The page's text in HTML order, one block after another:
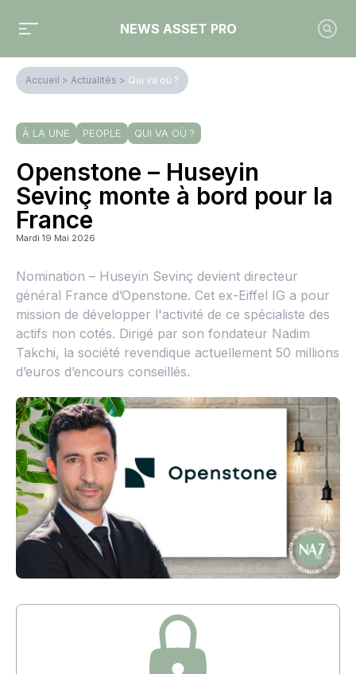
NEWS ASSET PRO
Accueil > Actualités > Qui va où ?
À LA UNE PEOPLE QUI VA OÙ ?
Openstone – Huseyin
Sevinç monte à bord pour la
France
Mardi 19 Mai 2026
Nomination – Huseyin Sevinç devient directeur
général France d’Openstone. Cet ex-Eiffel IG a pour
mission de développer l'activité de ce spécialiste des
actifs non cotés. Dirigé par son fondateur Nadim
Takchi, la société revendique actuellement 50 millions
d’euros d’encours conseillés.